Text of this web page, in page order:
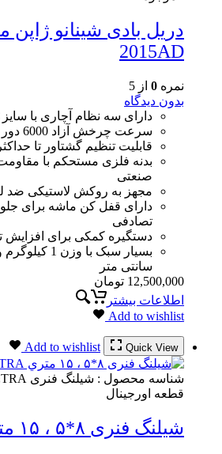
2015AD
نمره 0 از 5
بدون دیدگاه
دارای سه نظام آچاری با سایز 10 میلی متر
سرعت چرخش آزاد 6000 دور در دقیقه
قابلیت تنظیم گشتاور تا حداکثر 2.62 نیوتن متر
بدنه فلزی مستحکم با
صنعتی
مجهز به روکش لاستیکی
دارای قفل کن ماشه برای
تصادفی
دستگیره کمکی برای افزایش
سانتی متر
12,500,000 تومان
اطلاعات بیشتر
Add to wishlist
Quick View
Add to wishlist
شناسه محصول : شیلنگ فنری TETRA
قطعه اورجینال
شیلنگ فنری ۸*۵ ، ١۵ متري TETRA